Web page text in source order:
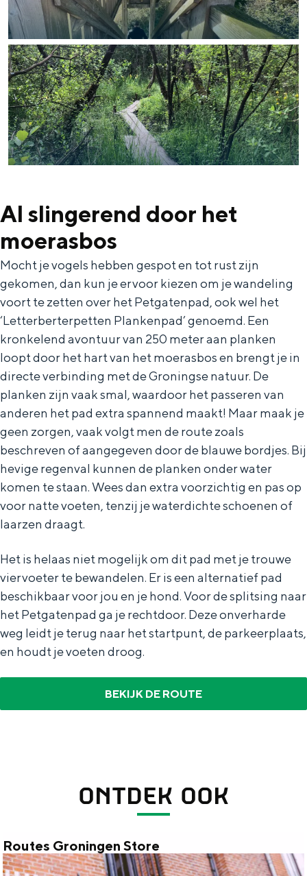
Al slingerend door het
moerasbos
Mocht je vogels hebben gespot en tot rust zijn
gekomen, dan kun je ervoor kiezen om je wandeling
voort te zetten over het Petgatenpad, ook wel het
‘Letterberterpetten Plankenpad’ genoemd. Een
kronkelend avontuur van 250 meter aan planken
loopt door het hart van het moerasbos en brengt je in
directe verbinding met de Groningse natuur. De
planken zijn vaak smal, waardoor het passeren van
anderen het pad extra spannend maakt! Maar maak je
geen zorgen, vaak volgt men de route zoals
beschreven of aangegeven door de blauwe bordjes. Bij
hevige regenval kunnen de planken onder water
komen te staan. Wees dan extra voorzichtig en pas op
voor natte voeten, tenzij je waterdichte schoenen of
laarzen draagt.
Het is helaas niet mogelijk om dit pad met je trouwe
viervoeter te bewandelen. Er is een alternatief pad
beschikbaar voor jou en je hond. Voor de splitsing naar
het Petgatenpad ga je rechtdoor. Deze onverharde
weg leidt je terug naar het startpunt, de parkeerplaats,
en houdt je voeten droog.
BEKIJK DE ROUTE
ONTDEK OOK
Routes Groningen Store
R